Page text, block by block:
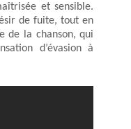
et sensible.
de fuite, tout en
de la chanson, qui
d’évasion à